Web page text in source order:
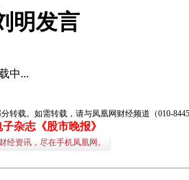
明发言
中...
载。如需转载，请与凤凰网财经频道（010-
杂志《股市晚报》
经资讯，尽在手机凤凰网。